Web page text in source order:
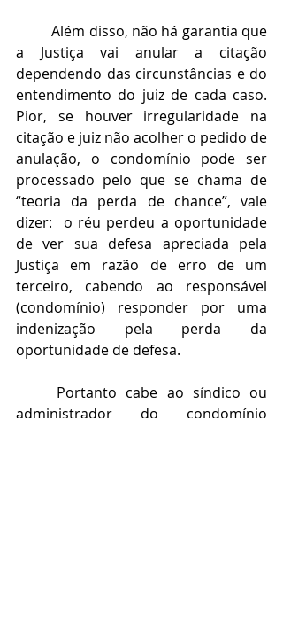
Além disso, não há garantia que
a Justiça vai anular a citação
dependendo das circunstâncias e do
entendimento do juiz de cada caso.
Pior, se houver irregularidade na
citação e juiz não acolher o pedido de
anulação, o condomínio pode ser
processado pelo que se chama de
“teoria da perda de chance”, vale
dizer:  o réu perdeu a oportunidade
de ver sua defesa apreciada pela
Justiça em razão de erro de um
terceiro, cabendo ao responsável
(condomínio) responder por uma
indenização pela perda da
oportunidade de defesa.
Portanto cabe ao síndico ou
administrador do condomínio